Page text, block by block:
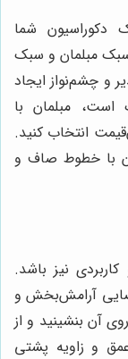
دکوراسیون شما
مبلمان و سبک
و چشم‌نواز ایجاد
است، مبلمان با
انتخاب کنید.
با خطوط صاف و
نیز باشد.
آرامش‌بخش و
آن بنشینید و از
و زاویه پشتی